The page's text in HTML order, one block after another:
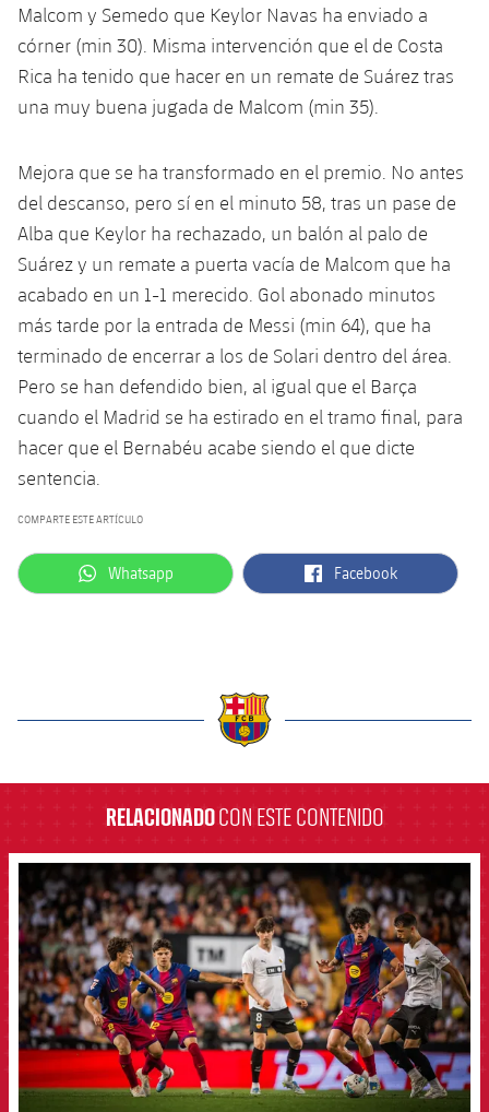
Clasificaciones
Resultados
Clasificaciones
Hockey Hierba Femenino
Plantilla
Rugby
plusicon
más
Actualidad
Calendario
Resultados
Clasificaciones
Voleibol
plusicon
más
Noticias
Voleibol masculino
Voleibol femenino
Apúntate a las amateurs
plusicon
más
Apúntate a las amateurs
Carnet de las Secciones Amateurs
PLUSICON
MÁS
League of Legends
VALORANT Rising
VALORANT Game Changers
eFootball
Malcom y Semedo que Keylor Navas ha enviado a
córner (min 30). Misma intervención que el de Costa
Rica ha tenido que hacer en un remate de Suárez tras
una muy buena jugada de Malcom (min 35).
Mejora que se ha transformado en el premio. No antes
del descanso, pero sí en el minuto 58, tras un pase de
Alba que Keylor ha rechazado, un balón al palo de
Suárez y un remate a puerta vacía de Malcom que ha
acabado en un 1-1 merecido. Gol abonado minutos
más tarde por la entrada de Messi (min 64), que ha
terminado de encerrar a los de Solari dentro del área.
Pero se han defendido bien, al igual que el Barça
cuando el Madrid se ha estirado en el tramo final, para
hacer que el Bernabéu acabe siendo el que dicte
sentencia.
COMPARTE ESTE ARTÍCULO
label.aria.whatsapp
Whatsapp label.aria.facebook
Facebook
RELACIONADOCON ESTE CONTENIDO
FCB Barcelona badge